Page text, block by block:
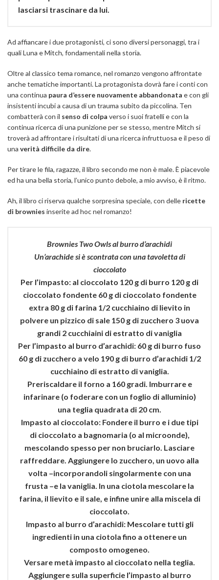
lasciarsi trascinare da lui.
Ad affiancare i due protagonisti, ci sono diversi personaggi, tra i
quali Luna e Mitch, fondamentali nella storia.
Oltre al classico tema romance, nel romanzo vengono affrontate
anche tematiche importanti. La protagonista dovrà fare i conti con
una continua paura d’essere nuovamente abbandonata e con gli
insistenti incubi a causa di un trauma subito da piccolina. Ten
combatterà con il senso di colpa verso i suoi fratelli e con la
continua ricerca di una punizione per se stesso, mentre Mitch si
troverà ad affrontare i risultati di una ricerca infruttuosa e il peso di
una verità difficile da dire.
Per tirare le fila, ragazze, il libro secondo me non è male. È piacevole
ed ha una bella storia, l’unico punto debole, a mio avviso, è il ritmo.
Ah, il libro ci riserva qualche sorpresina speciale, con delle ricette
di brownies inserite ad hoc nel romanzo!
Brownies Two Owls al burro d’arachidi
Un’arachide si è scontrata con una tavoletta di
cioccolato
Per l’impasto: al cioccolato 120 g di burro 120 g di
cioccolato fondente 60 g di cioccolato fondente
extra 80 g di farina 1/2 cucchiaino di lievito in
polvere un pizzico di sale 150 g di zucchero 3 uova
grandi 2 cucchiaini di estratto di vaniglia
Per l’impasto al burro d’arachidi: 60 g di burro fuso
60 g di zucchero a velo 190 g di burro d’arachidi 1/2
cucchiaino di estratto di vaniglia.
Preriscaldare il forno a 160 gradi. Imburrare e
infarinare (o foderare con un foglio di alluminio)
una teglia quadrata di 20 cm.
Impasto al cioccolato: Fondere il burro e i due tipi
di cioccolato a bagnomaria (o al microonde),
mescolando spesso per non bruciarlo. Lasciare
raffreddare. Aggiungere lo zucchero, un uovo alla
volta –incorporandoli singolarmente con una
frusta –e la vaniglia. In una ciotola mescolare la
farina, il lievito e il sale, e infine unire alla miscela di
cioccolato.
Impasto al burro d’arachidi: Mescolare tutti gli
ingredienti in una ciotola fino a ottenere un
composto omogeneo.
Versare metà impasto al cioccolato nella teglia.
Aggiungere sulla superficie l’impasto al burro